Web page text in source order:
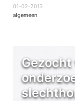
01-02-2013
algemeen
Gezocht